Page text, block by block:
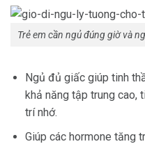
Trẻ em cần ngủ đúng giờ và
Ngủ đủ giấc giúp tinh
khả năng tập trung cao,
trí nhớ.
Giúp các hormone tăng